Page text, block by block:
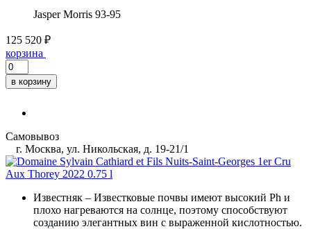
Jasper Morris 93-95
125 520 ₽
корзина
в корзину
Самовывоз
г. Москва, ул. Никольская, д. 19-21/1
Известняк – Известковые почвы имеют высокий Ph и
плохо нагреваются на солнце, поэтому способствуют
созданию элегантных вин с выраженной кислотностью.